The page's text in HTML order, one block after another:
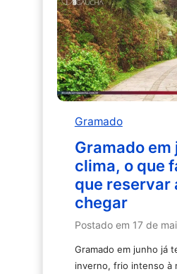
junho:
passeios
e
extras
Gramado
Gramado em
clima, o que
que reservar
chegar
Postado em 17 de
Gramado em junho já
inverno, frio intenso à